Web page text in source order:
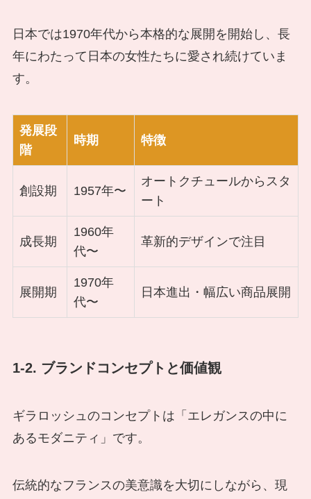
日本では1970年代から本格的な展開を開始し、長
年にわたって日本の女性たちに愛され続けていま
す。
発展段
階
時期 特徴
創設期 1957年〜
オートクチュールからスタ
ート
成長期
1960年
代〜
革新的デザインで注目
展開期
1970年
代〜
日本進出・幅広い商品展開
1-2. ブランドコンセプトと価値観
ギラロッシュのコンセプトは「エレガンスの中に
あるモダニティ」です。
伝統的なフランスの美意識を大切にしながら、現